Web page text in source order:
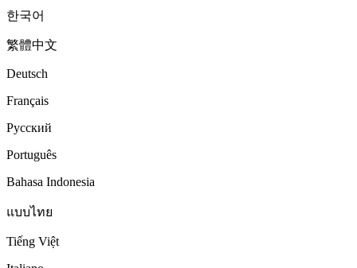
한국어
繁體中文
Deutsch
Français
Русский
Português
Bahasa Indonesia
แบบไทย
Tiếng Việt